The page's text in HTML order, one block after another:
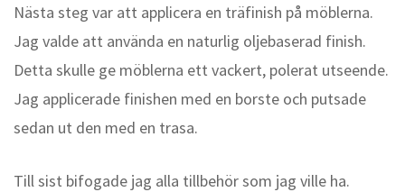
Nästa steg var att applicera en träfinish på möblerna.
Jag valde att använda en naturlig oljebaserad finish.
Detta skulle ge möblerna ett vackert, polerat utseende.
Jag applicerade finishen med en borste och putsade
sedan ut den med en trasa.
Till sist bifogade jag alla tillbehör som jag ville ha.